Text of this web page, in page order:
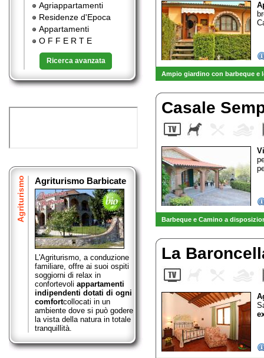
Agriappartamenti
Residenze d'Epoca
Appartamenti
O F F E R T E
Ricerca avanzata
Agriturismo Agriturismo Barbicate
L'Agriturismo, a conduzione
familiare, offre ai suoi ospiti
soggiorni di relax in
confortevoli appartamenti
indipendenti dotati di ogni
comfortcollocati in un
ambiente dove si può godere
la vista della natura in totale
tranquillità.
Ampio giardino con barbeque e
Casale
Barbeque e Camino a
La